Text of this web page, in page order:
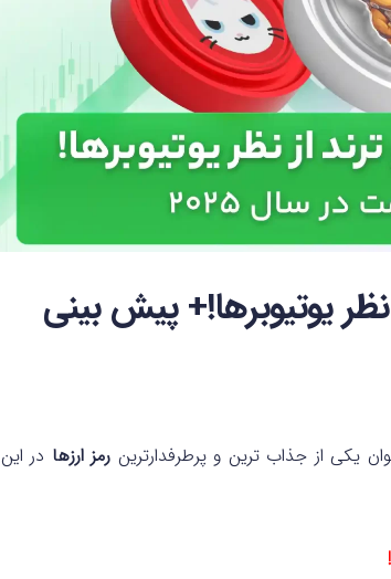
یوتیوبرها!+ پیش بینی
یکی از جذاب‌ ترین و پرطرفدارترین رمز ارزها در این